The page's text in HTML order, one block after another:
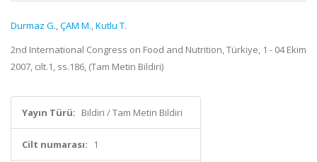
Durmaz G.,ÇAM M.,Kutlu T.
2nd International Congress on Food and Nutrition, Türkiye, 1 - 04 Ekim
2007, cilt.1, ss.186, (Tam Metin Bildiri)
Yayın Türü: Bildiri / Tam Metin Bildiri
Cilt numarası: 1